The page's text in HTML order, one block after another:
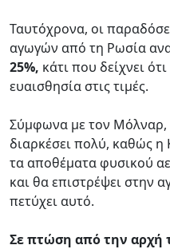
Ταυτόχρονα, οι
αγωγών από τη Ρωσία
25%, κάτι που δείχνει
ευαισθησία στις τιμές.
Σύμφωνα με τον Μόλναρ,
διαρκέσει πολύ, καθώς η
τα αποθέματα φυσικού
και θα επιστρέψει στην
πετύχει αυτό.
Σε πτώση από την αρχή